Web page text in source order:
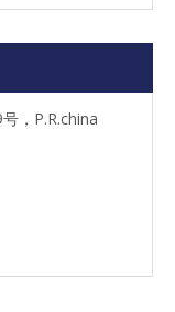
，P.R.china